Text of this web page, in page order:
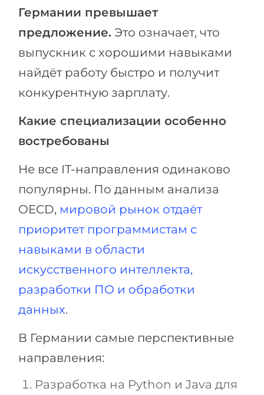
Германии превышает
предложение. Это означает, что
выпускник с хорошими навыками
найдёт работу быстро и получит
конкурентную зарплату.
Какие специализации особенно
востребованы
Не все IT-направления одинаково
популярны. По данным анализа
OECD, мировой рынок отдаёт
приоритет программистам с
навыками в области
искусственного интеллекта,
разработки ПО и обработки
данных.
В Германии самые перспективные
направления:
Разработка на Python и Java для